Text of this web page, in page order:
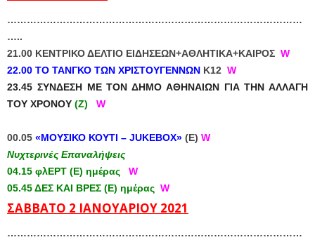
………………………………………………………………………………
…..
21.00 ΚΕΝΤΡΙΚΟ ΔΕΛΤΙΟ ΕΙΔΗΣΕΩΝ+ΑΘΛΗΤΙΚΑ+ΚΑΙΡΟΣ W
22.00 ΤΟ ΤΑΝΓΚΟ ΤΩΝ ΧΡΙΣΤΟΥΓΕΝΝΩΝ Κ12 W
23.45 ΣΥΝΔΕΣΗ ΜΕ ΤΟΝ ΔΗΜΟ ΑΘΗΝΑΙΩΝ ΓΙΑ ΤΗΝ ΑΛΛΑΓΗ
ΤΟΥ ΧΡΟΝΟΥ (Z) W
00.05 «ΜΟΥΣΙΚΟ ΚΟΥΤΙ – JUKEBOX» (Ε) W
Νυχτερινές Επαναλήψεις
04.15 φλΕΡΤ (Ε) ημέρας W
05.45 ΔΕΣ ΚΑΙ ΒΡΕΣ (Ε) ημέρας W
ΣΑΒΒΑΤΟ 2 ΙΑΝΟΥΑΡΙΟΥ 2021
………………………………………………………………………………